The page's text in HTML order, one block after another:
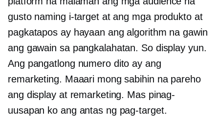
gusto naming i-target at ang mga produkto at
pagkatapos ay hayaan ang algorithm na gawin
ang gawain sa pangkalahatan. So display yun.
Ang pangatlong numero dito ay ang
remarketing. Maaari mong sabihin na pareho
ang display at remarketing. Mas pinag-
uusapan ko ang antas ng pag-target.